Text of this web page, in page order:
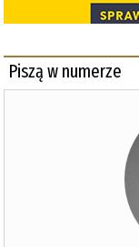
Piszą w numerze